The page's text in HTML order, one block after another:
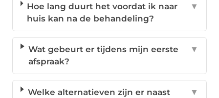
Hoe lang duurt het voordat ik naar
huis kan na de behandeling?
▼
Wat gebeurt er tijdens mijn eerste
afspraak?
▼
Welke alternatieven zijn er naast
▼